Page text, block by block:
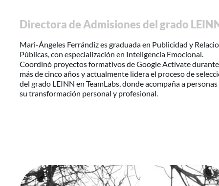
Directora de Admisiones del grado
Mari-Ángeles Ferrándiz es graduada en Publicidad y
Públicas, con especialización en Inteligencia Emocional.
Coordinó proyectos formativos de Google Actívate durante
más de cinco años y actualmente lidera el proceso de
del grado LEINN en TeamLabs, donde acompaña a personas
su transformación personal y profesional.